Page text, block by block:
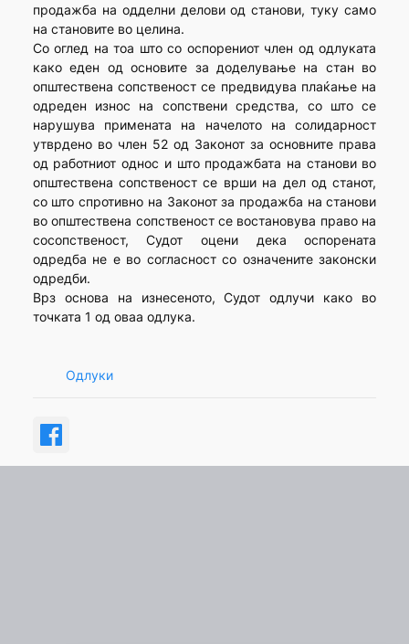
продажба на одделни делови од станови, туку само
на становите во целина.
Со оглед на тоа што со оспорениот член од одлуката
како еден од основите за доделување на стан во
општествена сопственост се предвидува плаќање на
одреден износ на сопствени средства, со што се
нарушува примената на начелото на солидарност
утврдено во член 52 од Законот за основните права
од работниот однос и што продажбата на станови во
општествена сопственост се врши на дел од станот,
со што спротивно на Законот за продажба на станови
во општествена сопственост се востановува право на
сосопственост, Судот оцени дека оспорената
одредба не е во согласност со означените законски
одредби.
Врз основа на изнесеното, Судот одлучи како во
точката 1 од оваа одлука.
Одлуки